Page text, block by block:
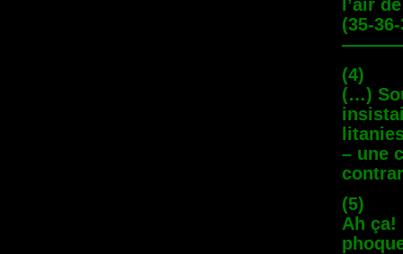
l’air
(35-
(4)
(…)
– une
(5)
Ah ça!